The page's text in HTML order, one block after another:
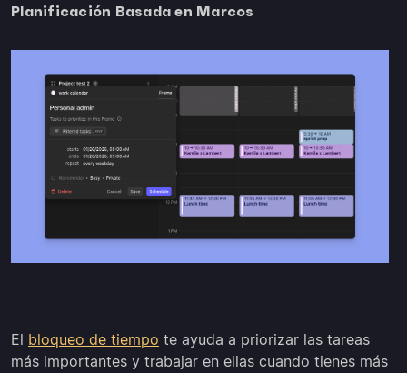
Planificación Basada en Marcos
El bloqueo de tiempo te ayuda a priorizar las tareas
más importantes y trabajar en ellas cuando tienes más